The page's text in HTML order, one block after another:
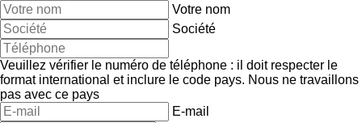
Votre nom
Société
Veuillez vérifier le numéro de téléphone : il doit respecter le
format international et inclure le code pays. Nous ne travaillons
pas avec ce pays
E-mail